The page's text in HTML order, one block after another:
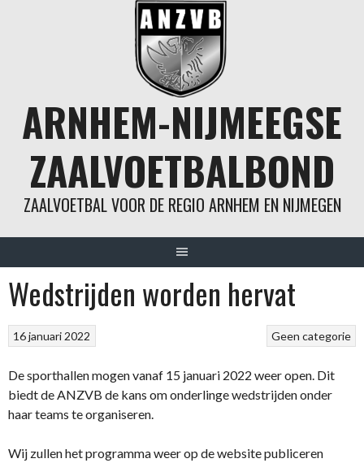
ARNHEM-NIJMEEGSE
ZAALVOETBALBOND
ZAALVOETBAL VOOR DE REGIO ARNHEM EN NIJMEGEN
Wedstrijden worden hervat
Geen categorie
16 januari 2022
De sporthallen mogen vanaf 15 januari 2022 weer open. Dit
biedt de ANZVB de kans om onderlinge wedstrijden onder
haar teams te organiseren.
Wij zullen het programma weer op de website publiceren